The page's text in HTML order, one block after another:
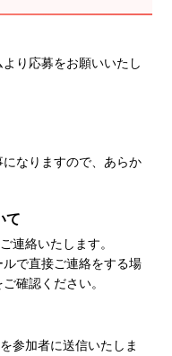
り応募をお願いいたし
なりますので、あらか
て
連絡いたします。
で直接ご連絡をする場
確認ください。
参加者に送信いたしま